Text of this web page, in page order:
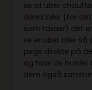
se at uber
deres biler (for
som taxaer) det
se er uber biler så
pege direkte på
og hvor de holder
dem også